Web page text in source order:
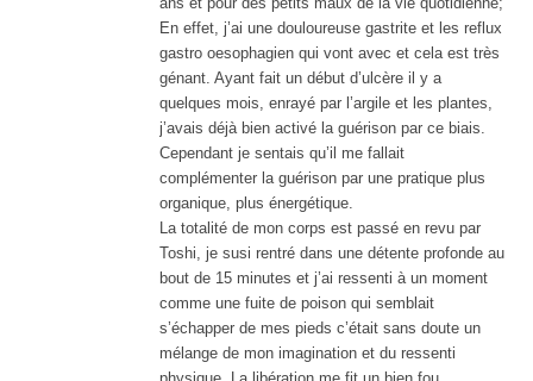
En effet, j’ai une douloureuse gastrite et les reflux
gastro oesophagien qui vont avec et cela est très
génant. Ayant fait un début d’ulcère il y a
quelques mois, enrayé par l’argile et les plantes,
j’avais déjà bien activé la guérison par ce biais.
Cependant je sentais qu’il me fallait
complémenter la guérison par une pratique plus
organique, plus énergétique.
La totalité de mon corps est passé en revu par
Toshi, je susi rentré dans une détente profonde au
bout de 15 minutes et j’ai ressenti à un moment
comme une fuite de poison qui semblait
s’échapper de mes pieds c’était sans doute un
mélange de mon imagination et du ressenti